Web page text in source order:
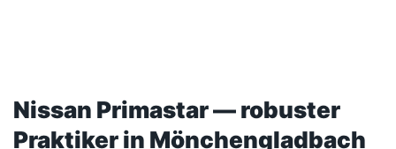
Nissan Primastar — robuster
Praktiker in Mönchengladbach